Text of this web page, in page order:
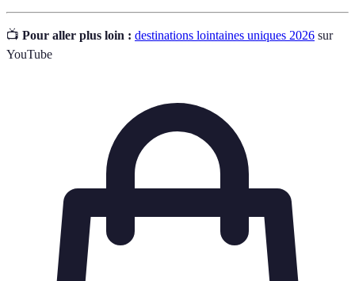
📺 Pour aller plus loin : destinations lointaines uniques 2026 sur
YouTube